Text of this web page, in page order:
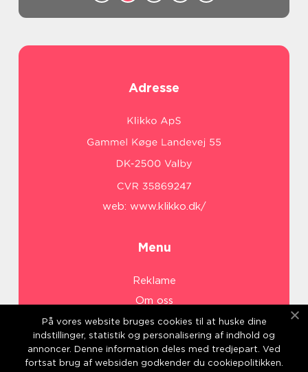
Adresse
web: www.klikko.dk/
Menu
Reklame
Om oss
Cookies
Kontakt Oss
Sitemap
På vores website bruges cookies til at huske dine
indstillinger, statistik og personalisering af indhold og
annoncer. Denne information deles med tredjepart. Ved
fortsat brug af websiden godkender du cookiepolitikken.